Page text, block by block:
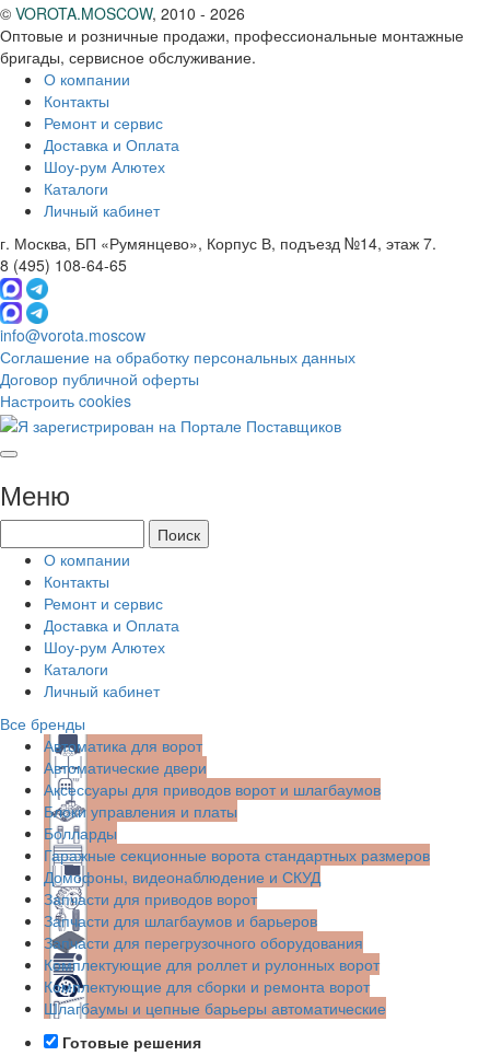
© VOROTA.MOSCOW, 2010 - 2026
Оптовые и розничные продажи, профессиональные монтажные
бригады, сервисное обслуживание.
О компании
Контакты
Ремонт и сервис
Доставка и Оплата
Шоу-рум Алютех
Каталоги
Личный кабинет
г. Москва, БП «Румянцево», Корпус В, подъезд №14, этаж 7.
8 (495) 108-64-65
info@vorota.moscow
Соглашение на обработку персональных данных
Договор публичной оферты
Настроить cookies
Меню
О компании
Контакты
Ремонт и сервис
Доставка и Оплата
Шоу-рум Алютех
Каталоги
Личный кабинет
Все бренды
Автоматика для ворот
Автоматические двери
Аксессуары для приводов ворот и шлагбаумов
Блоки управления и платы
Болларды
Гаражные секционные ворота стандартных размеров
Домофоны, видеонаблюдение и СКУД
Запчасти для приводов ворот
Запчасти для шлагбаумов и барьеров
Запчасти для перегрузочного оборудования
Комплектующие для роллет и рулонных ворот
Комплектующие для сборки и ремонта ворот
Шлагбаумы и цепные барьеры автоматические
Готовые решения